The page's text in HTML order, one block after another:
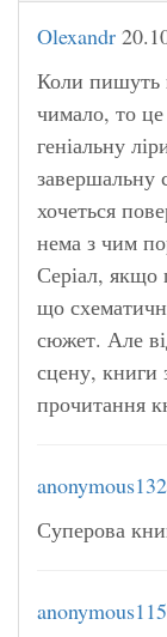
Olexandr
Коли пишуть
чимало, то
геніальну
завершальну
хочеться
нема з чим
Серіал, якщо
що
сюжет. Але
сцену, книги
прочитання
Суперова